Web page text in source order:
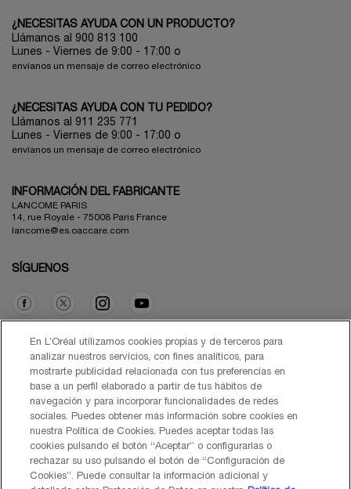
¿NECESITAS AYUDA CON UN PRODUCTO?
Llámanos al 900 813 100
Lunes - Viernes de 9:00 - 17:00 o
envíanos un mensaje de correo electrónico
¿NECESITAS AYUDA CON TU PEDIDO?
Llámanos al 911 235 771
Lunes - Viernes de 9:00 - 17:00 o
envíanos un mensaje de correo electrónico
INFORMACIÓN DEL FABRICANTE
LANCOME PARIS
14, rue Royale - 75008 Paris France
lancome@es.oaccare.com
SÍGUENOS
Opción de compra
€ - ES (ES)
© Lancôme 2026
En L’Oréal utilizamos cookies propias y de terceros para
analizar nuestros servicios, con fines analíticos, para
mostrarte publicidad relacionada con tus preferencias en
base a un perfil elaborado a partir de tus hábitos de
navegación y para incorporar funcionalidades de redes
sociales. Puedes obtener más información sobre cookies en
nuestra Política de Cookies. Puedes aceptar todas las
cookies pulsando el botón “Aceptar” o configurarlas o
rechazar su uso pulsando el botón de “Configuración de
Cookies”. Puede consultar la información adicional y